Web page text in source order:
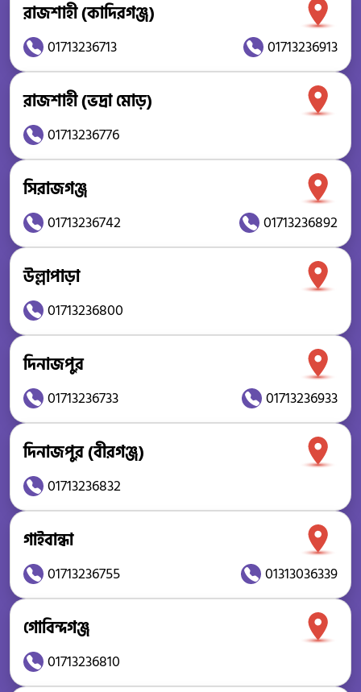
রাজশাহী (কাদিরগঞ্জ)
01713236713 01713236913
রাজশাহী (ভদ্রা মোড়)
01713236776
সিরাজগঞ্জ
01713236742 01713236892
উল্লাপাড়া
01713236800
দিনাজপুর
01713236733 01713236933
দিনাজপুর (বীরগঞ্জ)
01713236832
গাইবান্ধা
01713236755 01313036339
গোবিন্দগঞ্জ
01713236810